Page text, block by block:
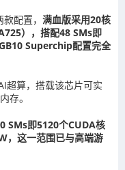
配置， 满血版采用20核
），搭配48 SMs即
Superchip配置完全
超算，搭载该芯片可实
存。
SMs即5120个CUDA核
，这一范围已与高端游